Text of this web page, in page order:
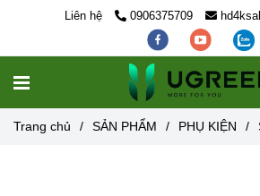
Liên hệ 0906375709
Trang chủ / SẢN PHẨM / PHỤ KIỆN /